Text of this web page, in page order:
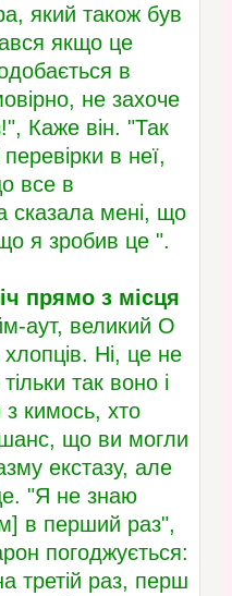
який також був
якщо це
в
не захоче
Каже він. "Так
в неї,
все в
сказала мені, що
я зробив це ".
прямо з місця
аут, великий O
Ні, це не
так воно і
кимось, хто
що ви могли
екстазу, але
"Я не знаю
в перший раз",
погоджується:
третій раз, перш